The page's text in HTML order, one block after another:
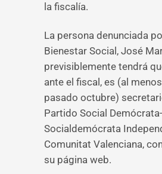
la fiscalía.
La persona denunciada
Bienestar Social, José
previsiblemente tendrá
ante el fiscal, es (al
pasado octubre)
Partido Social
Socialdemócrata
Comunitat Valenciana,
su página web.